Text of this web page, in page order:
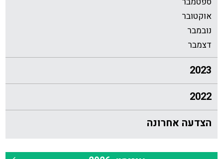
אוקטובר
נובמבר
דצמבר
2023
2022
הצדעה אחרונה